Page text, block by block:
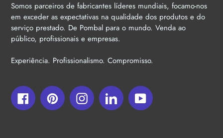
Somos parceiros de fabricantes líderes mundiais, focamo-nos
em exceder as expectativas na qualidade dos produtos e do
serviço prestado. De Pombal para o mundo. Venda ao
público, profissionais e empresas.
Experiência. Profissionalismo. Compromisso.
FacebookPinterestInstagramLinkedInYouTube